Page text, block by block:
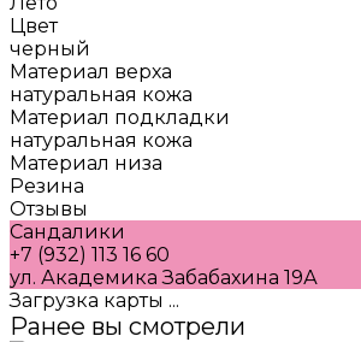
Цвет
черный
Материал верха
натуральная кожа
Материал подкладки
натуральная кожа
Материал низа
Резина
Отзывы
Сандалики
+7 (932) 113 16 60
ул. Академика Забабахина 19А
Загрузка карты ...
Ранее вы смотрели